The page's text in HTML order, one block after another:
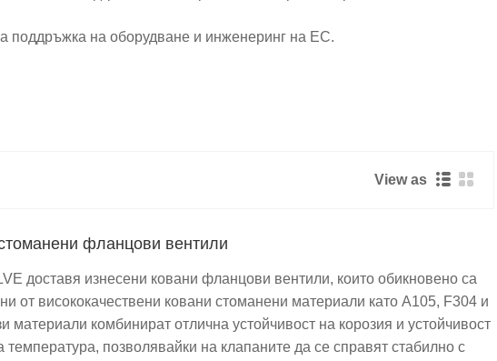
поддръжка на оборудване и инженеринг на ЕС.
за да отговори на нуждите на специфични задгранични пазари.
среди.
View as
фланцови вентили
доставя изнесени ковани фланцови вентили, които обикновено са
от висококачествени ковани стоманени материали като A105, F304 и
материали комбинират отлична устойчивост на корозия и устойчивост
температура, позволявайки на клапаните да се справят стабилно с